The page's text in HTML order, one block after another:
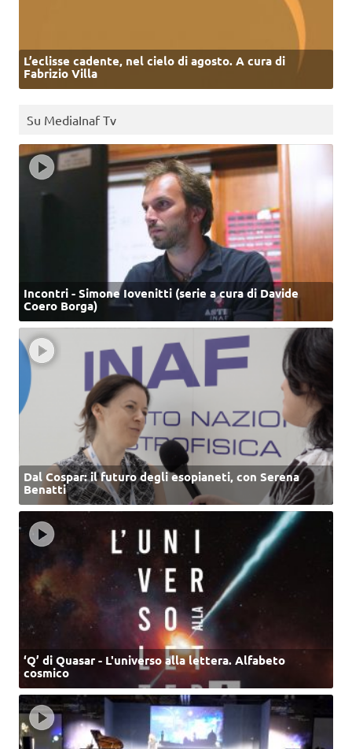
L’eclisse cadente, nel cielo di agosto. A cura di
Fabrizio Villa
Su MediaInaf Tv
Incontri - Simone Iovenitti (serie a cura di Davide
Coero Borga)
Dal Cospar: il futuro degli esopianeti, con Serena
Benatti
‘Q’ di Quasar - L'universo alla lettera. Alfabeto
cosmico